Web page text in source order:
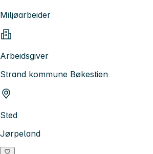
Miljøarbeider
Arbeidsgiver
Strand kommune Bøkestien
Sted
Jørpeland